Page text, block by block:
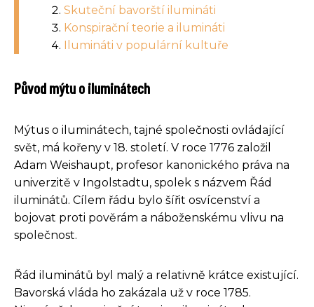
Skuteční bavorští ilumináti
Konspirační teorie a ilumináti
Ilumináti v populární kultuře
Původ mýtu o iluminátech
Mýtus o iluminátech, tajné společnosti ovládající
svět, má kořeny v 18. století. V roce 1776 založil
Adam Weishaupt, profesor kanonického práva na
univerzitě v Ingolstadtu, spolek s názvem Řád
iluminátů. Cílem řádu bylo šířit osvícenství a
bojovat proti pověrám a náboženskému vlivu na
společnost.
Řád iluminátů byl malý a relativně krátce existující.
Bavorská vláda ho zakázala už v roce 1785.